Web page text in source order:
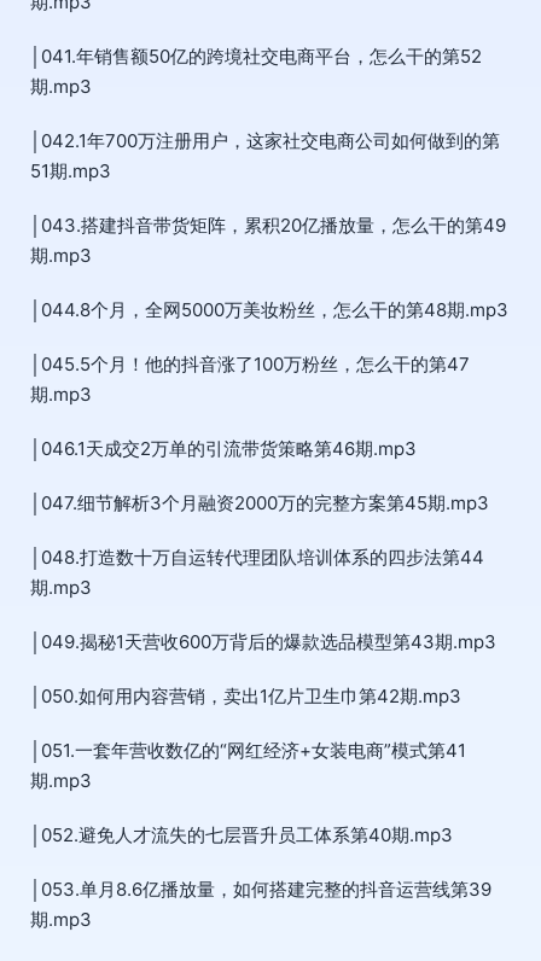
│041.年销售额50亿的跨境社交电商平台，怎么干的第52
期.mp3
│042.1年700万注册用户，这家社交电商公司如何做到的第
51期.mp3
│043.搭建抖音带货矩阵，累积20亿播放量，怎么干的第49
期.mp3
│044.8个月，全网5000万美妆粉丝，怎么干的第48期.mp3
│045.5个月！他的抖音涨了100万粉丝，怎么干的第47
期.mp3
│046.1天成交2万单的引流带货策略第46期.mp3
│047.细节解析3个月融资2000万的完整方案第45期.mp3
│048.打造数十万自运转代理团队培训体系的四步法第44
期.mp3
│049.揭秘1天营收600万背后的爆款选品模型第43期.mp3
│050.如何用内容营销，卖出1亿片卫生巾第42期.mp3
│051.一套年营收数亿的“网红经济+女装电商”模式第41
期.mp3
│052.避免人才流失的七层晋升员工体系第40期.mp3
│053.单月8.6亿播放量，如何搭建完整的抖音运营线第39
期.mp3